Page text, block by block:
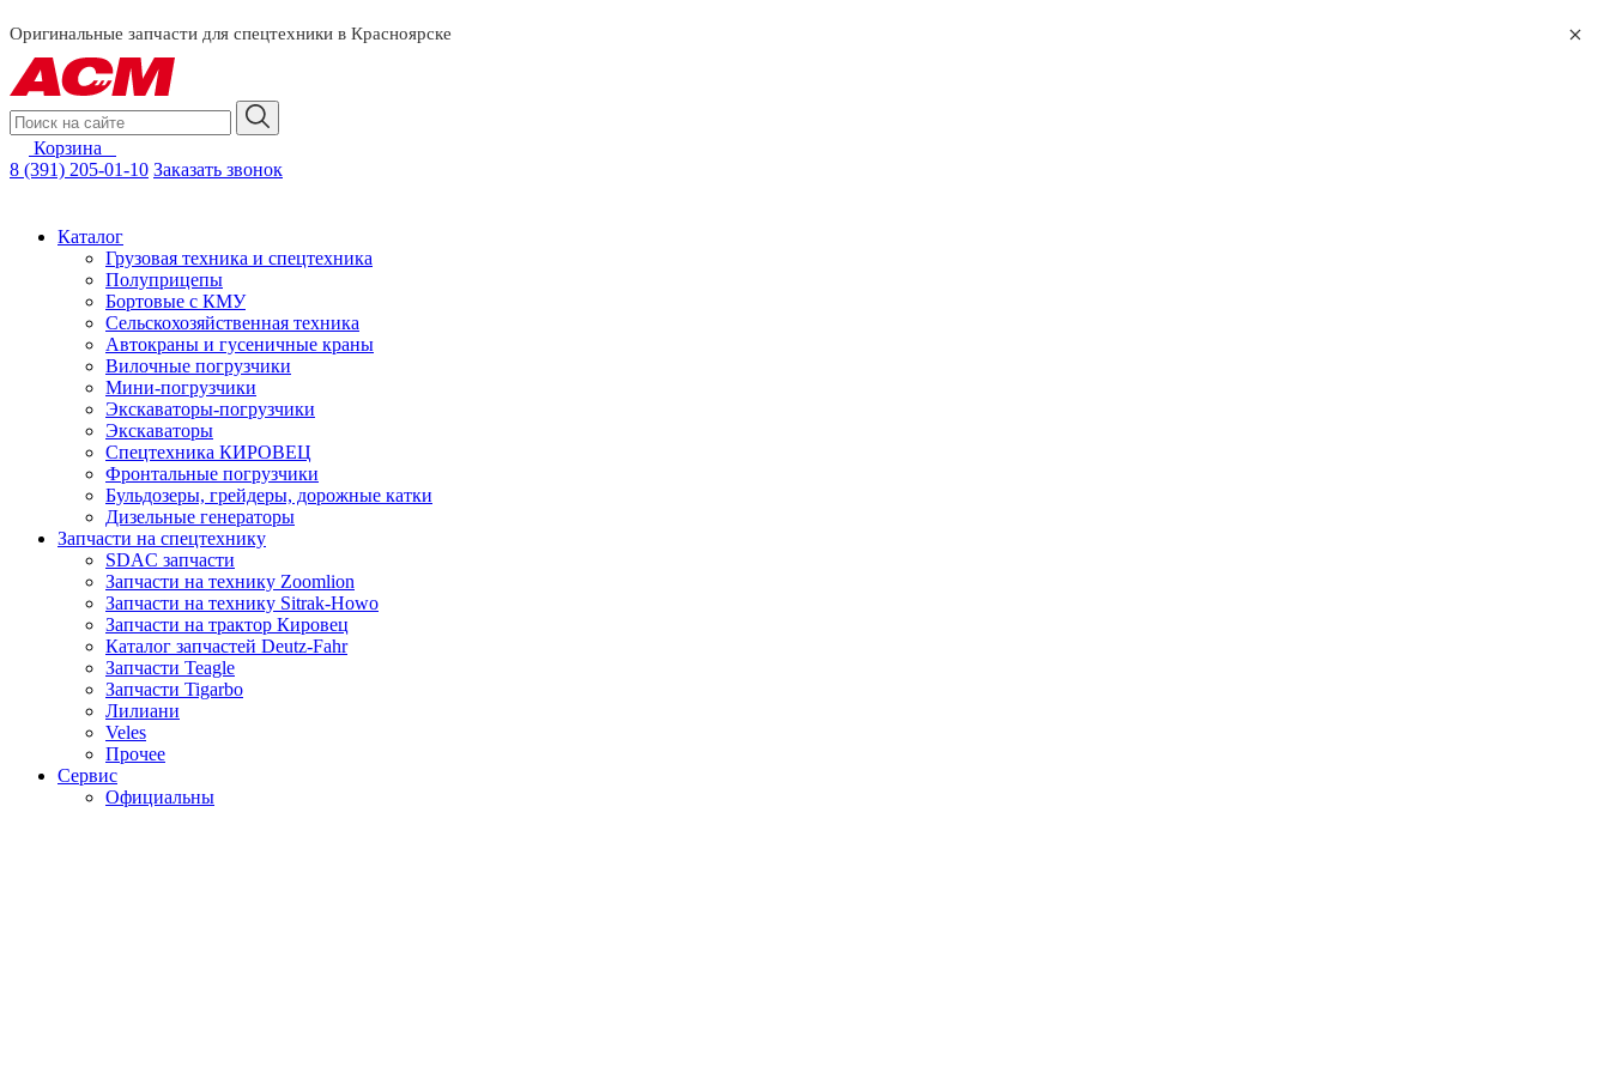
Оригинальные запчасти для спецтехники в Красноярске
Корзина
8 (391) 205-01-10 Заказать звонок
Каталог
Грузовая техника и спецтехника
Полуприцепы
Бортовые с КМУ
Сельскохозяйственная техника
Автокраны и гусеничные краны
Вилочные погрузчики
Мини-погрузчики
Экскаваторы-погрузчики
Экскаваторы
Спецтехника КИРОВЕЦ
Фронтальные погрузчики
Бульдозеры, грейдеры, дорожные катки
Дизельные генераторы
Запчасти на спецтехнику
SDAC запчасти
Запчасти на технику Zoomlion
Запчасти на технику Sitrak-Howo
Запчасти на трактор Кировец
Каталог запчастей Deutz-Fahr
Запчасти Teagle
Запчасти Tigarbo
Лилиани
Veles
Прочее
Сервис
Официальны